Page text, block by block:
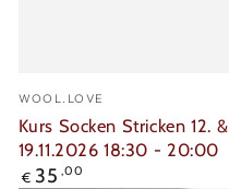
Verkäufer/in:
WOOL.LOVE
Kurs Socken Stricken 12. &
19.11.2026 18:30 - 20:00
Regulärer
€ 35 ,00